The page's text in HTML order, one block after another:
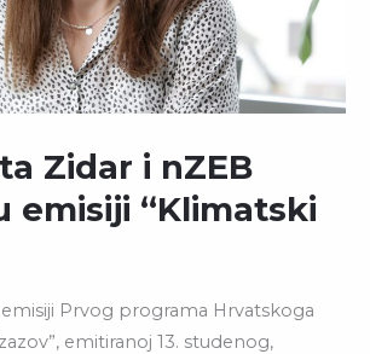
Zidar i nZEB
emisiji “Klimatski
emisiji Prvog programa Hrvatskoga
emitiranoj 13. studenog,